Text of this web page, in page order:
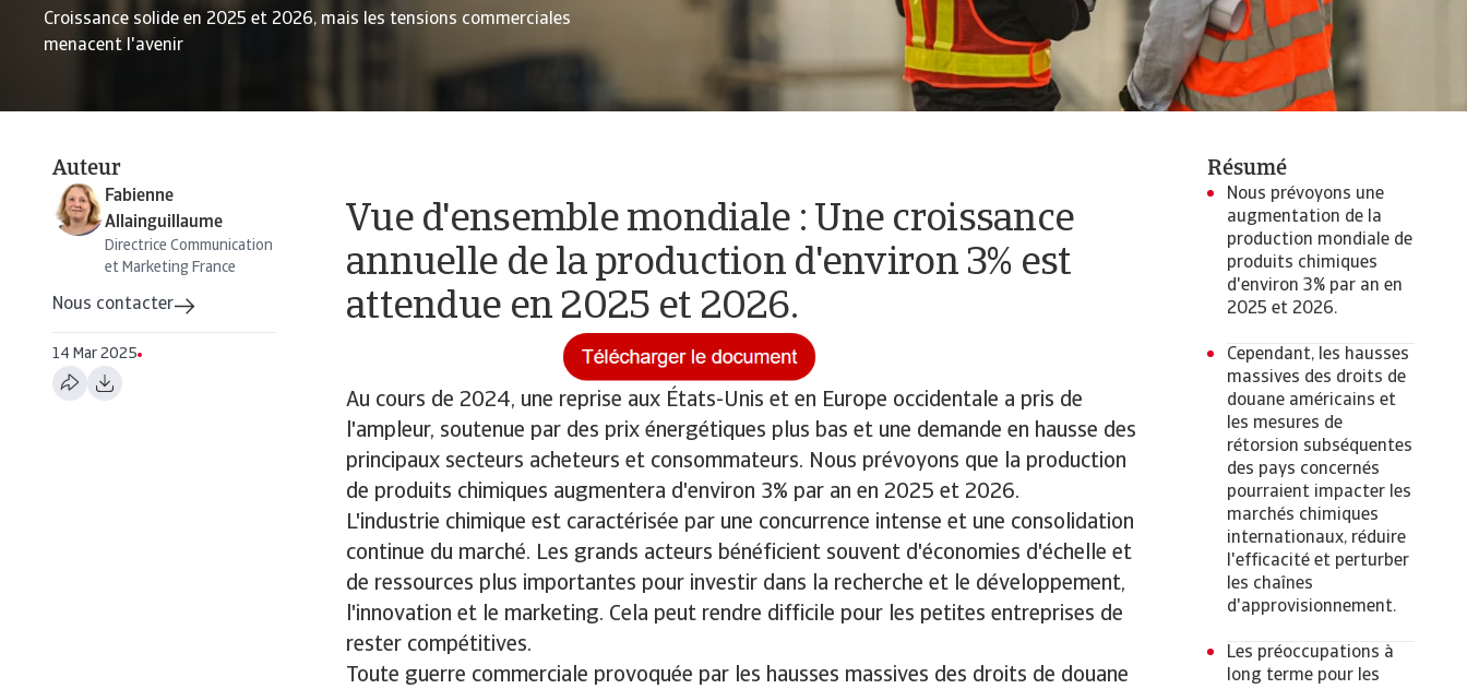
Croissance solide en 2025 et 2026, mais les tensions commerciales
menacent l'avenir
Auteur
Fabienne
Allainguillaume
Directrice Communication
et Marketing France
Nous contacter
14 Mar 2025
Vue d'ensemble mondiale : Une croissance
annuelle de la production d'environ 3% est
attendue en 2025 et 2026.
Au cours de 2024, une reprise aux États-Unis et en Europe occidentale a pris de
l'ampleur, soutenue par des prix énergétiques plus bas et une demande en hausse des
principaux secteurs acheteurs et consommateurs. Nous prévoyons que la production
de produits chimiques augmentera d'environ 3% par an en 2025 et 2026.
L'industrie chimique est caractérisée par une concurrence intense et une consolidation
continue du marché. Les grands acteurs bénéficient souvent d'économies d'échelle et
de ressources plus importantes pour investir dans la recherche et le développement,
l'innovation et le marketing. Cela peut rendre difficile pour les petites entreprises de
rester compétitives.
Toute guerre commerciale provoquée par les hausses massives des droits de douane
Résumé
Nous prévoyons une
augmentation de la
production mondiale de
produits chimiques
d'environ 3% par an en
2025 et 2026.
Cependant, les hausses
massives des droits de
douane américains et
les mesures de
rétorsion subséquentes
des pays concernés
pourraient impacter les
marchés chimiques
internationaux, réduire
l'efficacité et perturber
les chaînes
d'approvisionnement.
Les préoccupations à
long terme pour les